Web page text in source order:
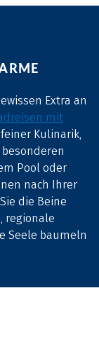
Extra an
mit
Kulinarik,
Pool oder
nach Ihrer
die Beine
regionale
Seele baumeln